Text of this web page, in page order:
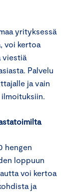
yrityksessä
voi kertoa
viestiä
Palvelu
ja vain
hengen
loppuun
voi kertoa
ja